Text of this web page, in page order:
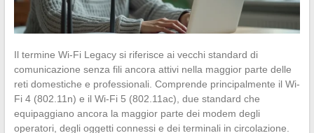
Il termine Wi-Fi Legacy si riferisce ai vecchi standard di
comunicazione senza fili ancora attivi nella maggior parte delle
reti domestiche e professionali. Comprende principalmente il Wi-
Fi 4 (802.11n) e il Wi-Fi 5 (802.11ac), due standard che
equipaggiano ancora la maggior parte dei modem degli
operatori, degli oggetti connessi e dei terminali in circolazione.